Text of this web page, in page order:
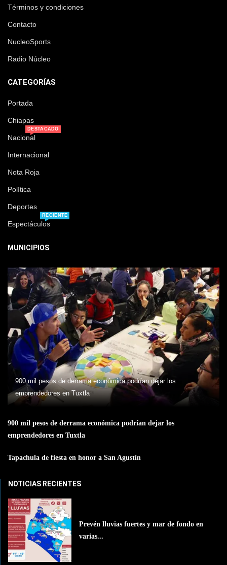
Términos y condiciones
Contacto
NucleoSports
Radio Núcleo
CATEGORÍAS
Portada
Chiapas
Nacional
DESTACADO
Internacional
Nota Roja
Política
Deportes
Espectáculos
RECIENTE
MUNICIPIOS
900 mil pesos de derrama económica podrían dejar los
emprendedores en Tuxtla
900 mil pesos de derrama económica podrían dejar los
emprendedores en Tuxtla
Tapachula de fiesta en honor a San Agustín
NOTICIAS RECIENTES
Prevén lluvias fuertes y mar de fondo en
varias...